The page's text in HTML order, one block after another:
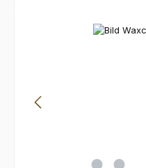
Bildergalerie überspringen